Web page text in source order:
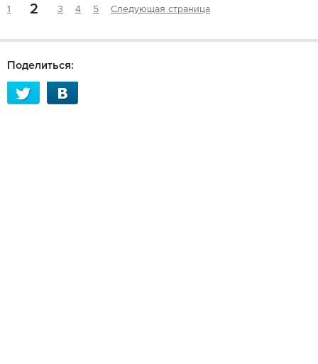
1 2 3 4 5 Следующая страница
Поделиться: